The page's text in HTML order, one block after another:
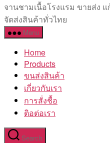
เซรามิค
ครบ
ครัน
โรงงาน
จานชามเนื้อโรงแรม ขายส่ง
จัดส่งสินค้าทั่วไทย
Menu
Home
Products
ขนส่งสินค้า
เกี่ยวกับเรา
การสั่งชื้อ
ติอต่อเรา
Search